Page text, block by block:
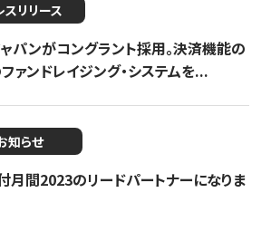
スリリース
ャパンがコングラント採用。決済機能の
ァンドレイジング・システムを...
知らせ
月間2023のリードパートナーになりま